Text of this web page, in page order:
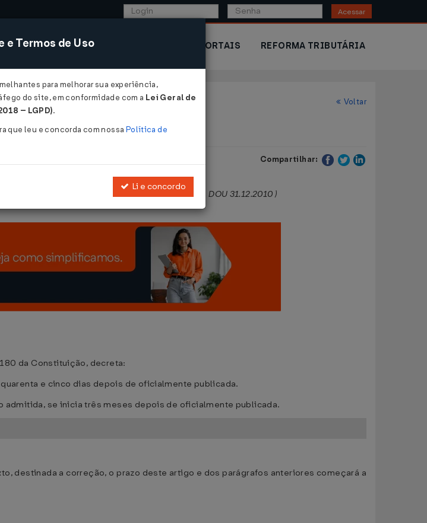
Acessar
SISTEMAS COMÉRCIO EXTERIOR PORTAIS REFORMA TRIBUTÁRIA
Voltar
Compartilhar:
dada à ementa pela Lei nº 12.376, de 30.12.2010 , DOU 31.12.2010 )
da Constituição, decreta:
e cinco dias depois de oficialmente publicada.
admitida, se inicia três meses depois de oficialmente publicada.
destinada a correção, o prazo deste artigo e dos parágrafos anteriores começará a
Termos de Uso
para melhorar sua experiência,
do site, em conformidade com a Lei Geral de
– LGPD).
que leu e concorda com nossa Política de
Li e concordo